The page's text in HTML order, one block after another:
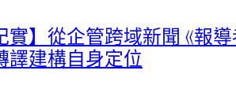
全
部
類
實】從企管跨域新聞 《報
譯建構自身定位